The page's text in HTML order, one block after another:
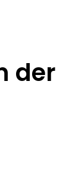
der